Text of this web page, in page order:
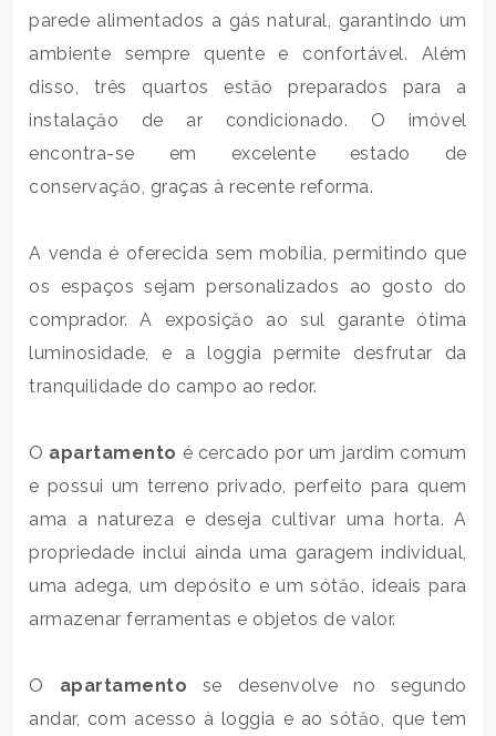
parede alimentados a gás natural, garantindo um
ambiente sempre quente e confortável. Além
disso, três quartos estăo preparados para a
instalaçăo de ar condicionado. O imóvel
encontra-se em excelente estado de
conservaçăo, graças à recente reforma.
A venda é oferecida sem mobília, permitindo que
os espaços sejam personalizados ao gosto do
comprador. A exposiçăo ao sul garante ótima
luminosidade, e a loggia permite desfrutar da
tranquilidade do campo ao redor.
O apartamento é cercado por um jardim comum
e possui um terreno privado, perfeito para quem
ama a natureza e deseja cultivar uma horta. A
propriedade inclui ainda uma garagem individual,
uma adega, um depósito e um sótăo, ideais para
armazenar ferramentas e objetos de valor.
O apartamento se desenvolve no segundo
andar, com acesso à loggia e ao sótăo, que tem
mínimos
Qualquer
5
5+
Banheiros
Qualquer